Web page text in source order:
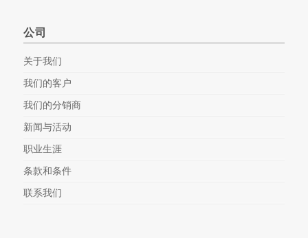
公司
关于我们
我们的客户
我们的分销商
新闻与活动
职业生涯
条款和条件
联系我们